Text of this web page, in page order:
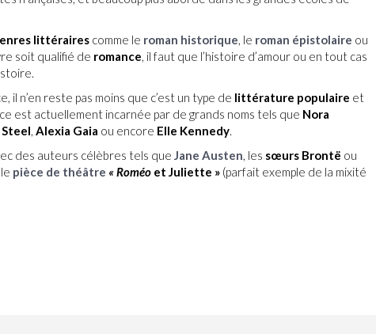
littérairescomme le roman historique, le roman épistolaire ou
soit qualifié de romance, il faut que l’histoire d’amour ou en tout cas
il n’en reste pas moins que c’est un type de littérature populaire et
est actuellement incarnée par de grands noms tels que Nora
, Alexia Gaia ou encore Elle Kennedy.
des auteurs célèbres tels que Jane Austen, les sœurs Brontë ou
pièce de théâtre « Roméoet Juliette » (parfait exemple de la mixité